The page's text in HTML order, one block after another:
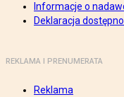
Informacje o
Deklaracja
REKLAMA I PRENUMERATA
Reklama